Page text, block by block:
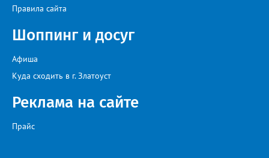
Правила сайта
Шоппинг и досуг
Афиша
Куда сходить в г. Златоуст
Реклама на сайте
Прайс